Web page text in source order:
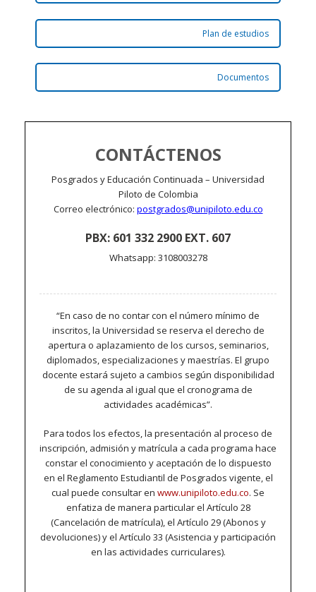
Plan de estudios
Documentos
CONTÁCTENOS
Posgrados y Educación Continuada – Universidad
Piloto de Colombia
Correo electrónico: postgrados@unipiloto.edu.co
PBX: 601 332 2900 EXT. 607
Whatsapp: 3108003278
“En caso de no contar con el número mínimo de
inscritos, la Universidad se reserva el derecho de
apertura o aplazamiento de los cursos, seminarios,
diplomados, especializaciones y maestrías. El grupo
docente estará sujeto a cambios según disponibilidad
de su agenda al igual que el cronograma de
actividades académicas”.
Para todos los efectos, la presentación al proceso de
inscripción, admisión y matrícula a cada programa hace
constar el conocimiento y aceptación de lo dispuesto
en el Reglamento Estudiantil de Posgrados vigente, el
cual puede consultar en www.unipiloto.edu.co. Se
enfatiza de manera particular el Artículo 28
(Cancelación de matrícula), el Artículo 29 (Abonos y
devoluciones) y el Artículo 33 (Asistencia y participación
en las actividades curriculares).